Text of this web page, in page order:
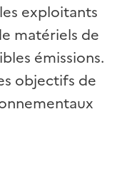
exploitants
matériels de
émissions.
objectifs de